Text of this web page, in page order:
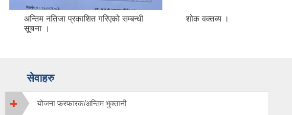
अन्तिम नतिजा प्रकाशित गरिएको सम्बन्धी
सूचना ।
शोक वक्तव्य ।
सेवाहरु
योजना फरफारक/अन्तिम भुक्तानी